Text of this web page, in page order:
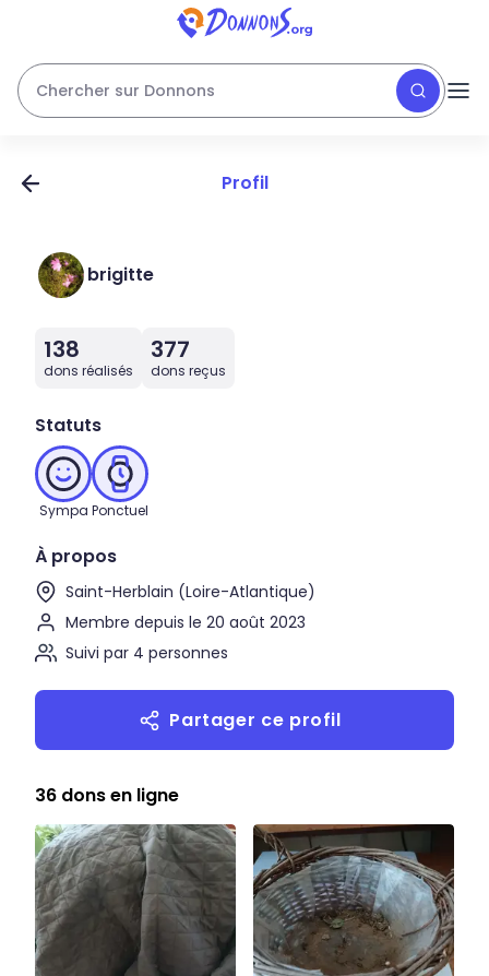
Chercher sur Donnons
Profil
brigitte
138
dons réalisés
377
dons reçus
Statuts
Sympa Ponctuel
À propos
Saint-Herblain (Loire-Atlantique)
Membre depuis le 20 août 2023
Suivi par 4 personnes
Partager ce profil
36 dons en ligne